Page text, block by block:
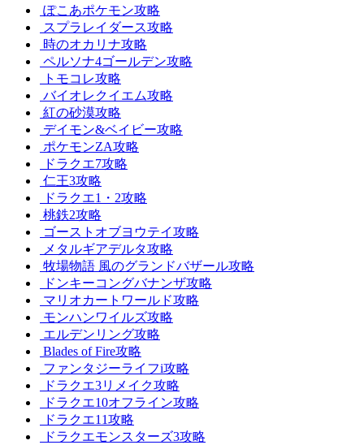
ぽこあポケモン攻略
スプラレイダース攻略
時のオカリナ攻略
ペルソナ4ゴールデン攻略
トモコレ攻略
バイオレクイエム攻略
紅の砂漠攻略
デイモン&ベイビー攻略
ポケモンZA攻略
ドラクエ7攻略
仁王3攻略
ドラクエ1・2攻略
桃鉄2攻略
ゴーストオブヨウテイ攻略
メタルギアデルタ攻略
牧場物語 風のグランドバザール攻略
ドンキーコングバナンザ攻略
マリオカートワールド攻略
モンハンワイルズ攻略
エルデンリング攻略
Blades of Fire攻略
ファンタジーライフi攻略
ドラクエ3リメイク攻略
ドラクエ10オフライン攻略
ドラクエ11攻略
ドラクエモンスターズ3攻略